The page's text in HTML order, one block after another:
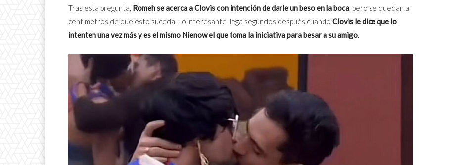
Tras esta pregunta, Romeh se acerca a Clovis con intención de darle un beso en la boca, pero se quedan a
centímetros de que esto suceda. Lo interesante llega segundos después cuando Clovis le dice que lo
intenten una vez más y es el mismo Nienow el que toma la iniciativa para besar a su amigo.